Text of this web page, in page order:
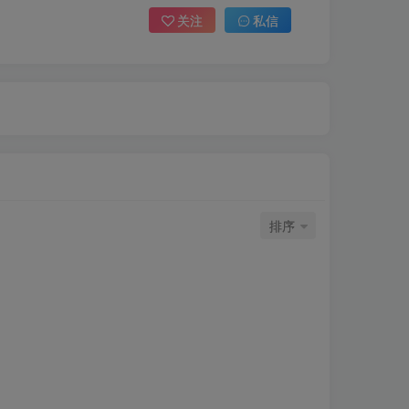
关注 私信
排序